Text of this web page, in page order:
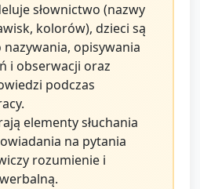
słownictwo (nazwy
kolorów), dzieci są
nazywania, opisywania
i obserwacji oraz
podczas
elementy słuchania
na pytania
rozumienie i